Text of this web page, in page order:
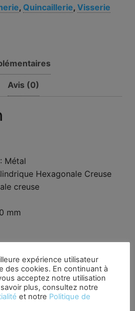
, Quincaillerie, Visserie
Avis (0)
Métal
Hexagonale Creuse
creuse
mm
expérience utilisateur
des cookies. En continuant à
acceptez notre utilisation
plus, consultez notre
et notre Politique de